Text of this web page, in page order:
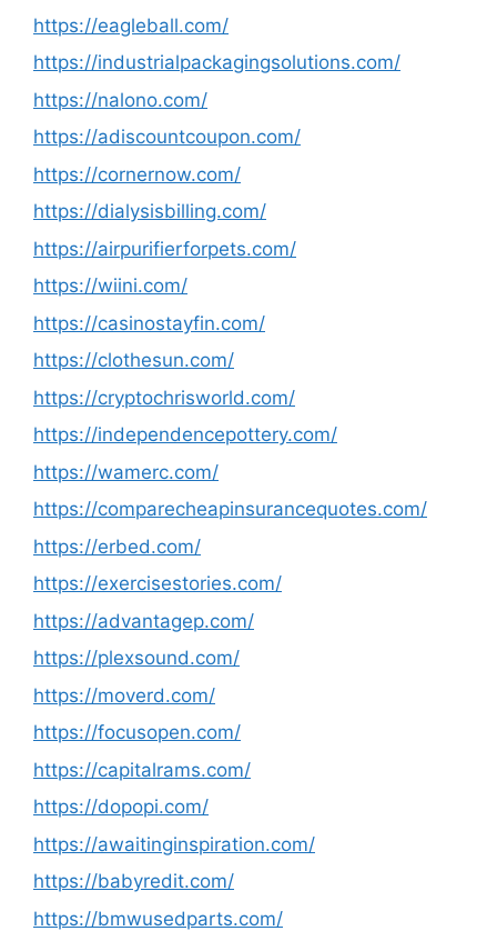
https://eagleball.com/
https://industrialpackagingsolutions.com/
https://nalono.com/
https://adiscountcoupon.com/
https://cornernow.com/
https://dialysisbilling.com/
https://airpurifierforpets.com/
https://wiini.com/
https://casinostayfin.com/
https://clothesun.com/
https://cryptochrisworld.com/
https://independencepottery.com/
https://wamerc.com/
https://comparecheapinsurancequotes.com/
https://erbed.com/
https://exercisestories.com/
https://advantagep.com/
https://plexsound.com/
https://moverd.com/
https://focusopen.com/
https://capitalrams.com/
https://dopopi.com/
https://awaitinginspiration.com/
https://babyredit.com/
https://bmwusedparts.com/